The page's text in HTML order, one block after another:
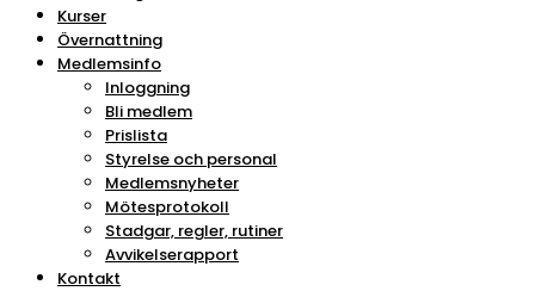
Kurser
Övernattning
Medlemsinfo
Inloggning
Bli medlem
Prislista
Styrelse och personal
Medlemsnyheter
Mötesprotokoll
Stadgar, regler, rutiner
Avvikelserapport
Kontakt